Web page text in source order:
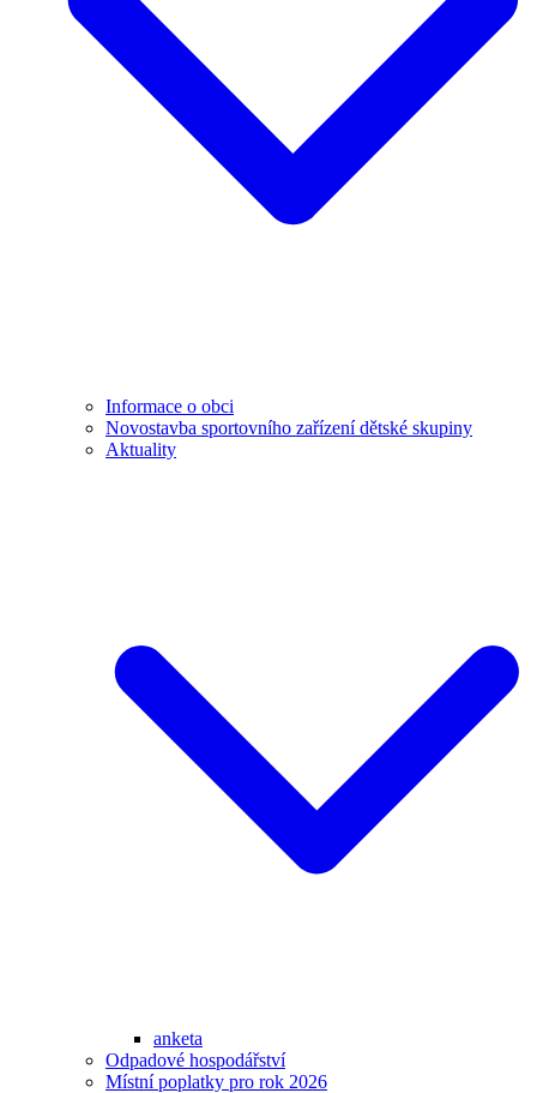
Informace o obci
Novostavba sportovního zařízení dětské skupiny
Aktuality
anketa
Odpadové hospodářství
Místní poplatky pro rok 2026